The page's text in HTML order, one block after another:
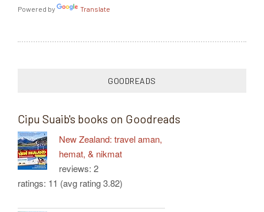
Powered by Translate
GOODREADS
Cipu Suaib's books on Goodreads
New Zealand: travel aman,
hemat, & nikmat
reviews: 2
ratings: 11 (avg rating 3.82)